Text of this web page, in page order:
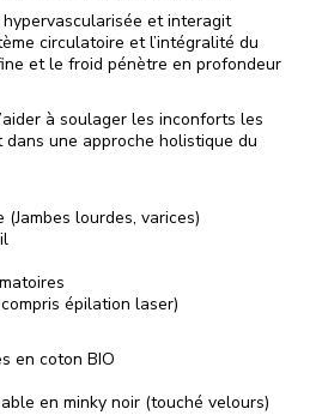
et interagit
circulatoire et l’intégralité du
et le froid pénètre en profondeur
à soulager les inconforts les
dans une approche holistique du
lourdes, varices)
épilation laser)
en coton BIO
en minky noir (touché velours)